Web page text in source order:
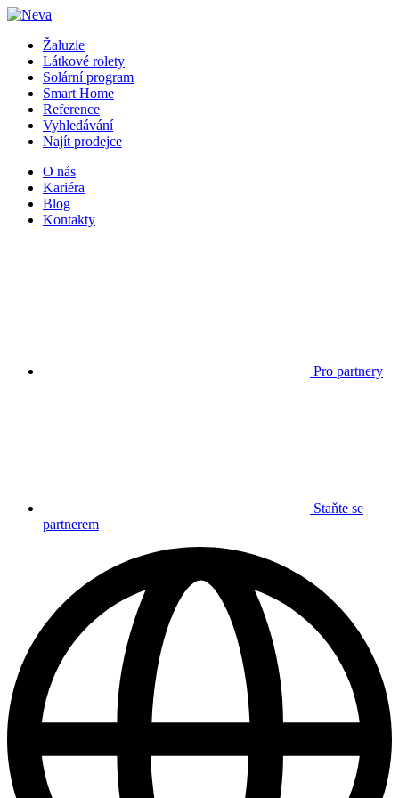
Žaluzie
Látkové rolety
Solární program
Smart Home
Reference
Vyhledávání
Najít prodejce
O nás
Kariéra
Blog
Kontakty
Pro partnery
Staňte se
partnerem